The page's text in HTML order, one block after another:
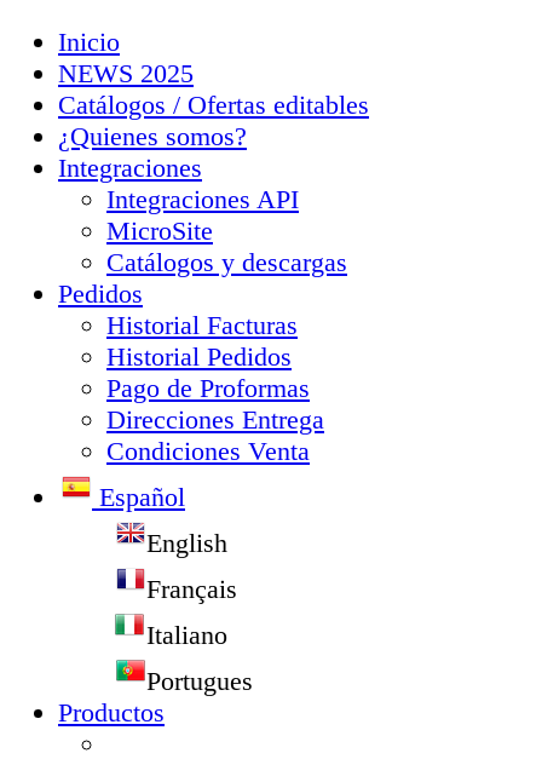
Inicio
NEWS 2025
Catálogos / Ofertas editables
¿Quienes somos?
Integraciones
Integraciones API
MicroSite
Catálogos y descargas
Pedidos
Historial Facturas
Historial Pedidos
Pago de Proformas
Direcciones Entrega
Condiciones Venta
Español
English
Français
Italiano
Portugues
Productos